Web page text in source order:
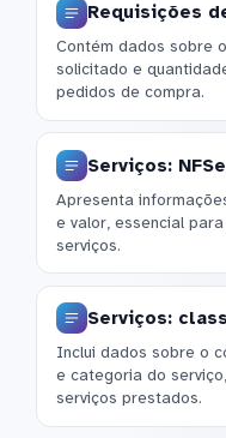
Requisições
Contém dados sobre
solicitado e
pedidos de compra.
Serviços: NFSe
Apresenta
e valor, essencial
serviços.
Serviços:
Inclui dados sobre o
e categoria do
serviços prestados.